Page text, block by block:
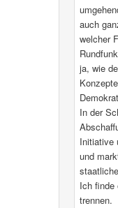
auch
welcher
ja, wie
In der
Initiative
und
Ich finde
trennen.